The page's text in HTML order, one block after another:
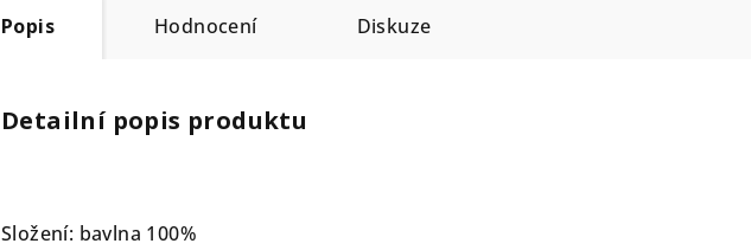
Popis Hodnocení Diskuze
Detailní popis produktu
Složení: bavlna 100%